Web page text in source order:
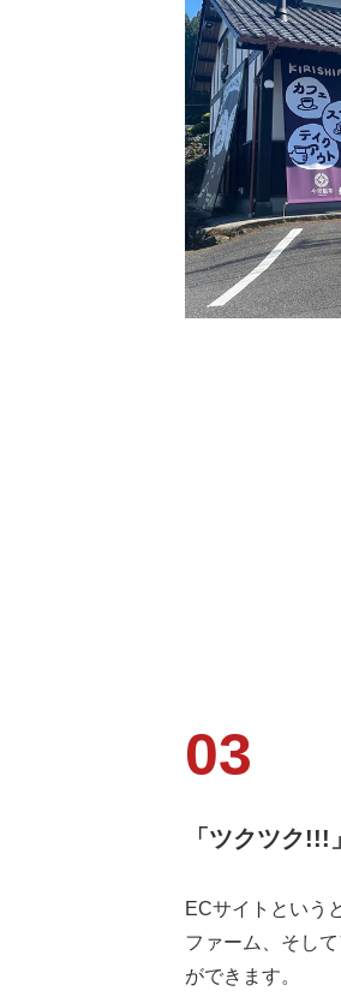
「ツクツク
ECサイトという
ファーム、そし
ができます。